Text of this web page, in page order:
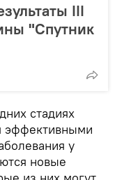
III
"Спутник
стадиях
эффективными
у
новые